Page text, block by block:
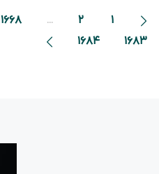
۱ ۲ ... ۱۶۶۸
۱۶۸۳
۱۶۸۴